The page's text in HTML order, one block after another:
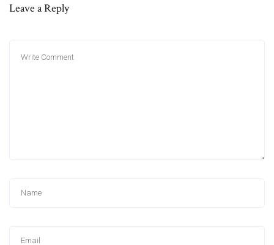
Leave a Reply